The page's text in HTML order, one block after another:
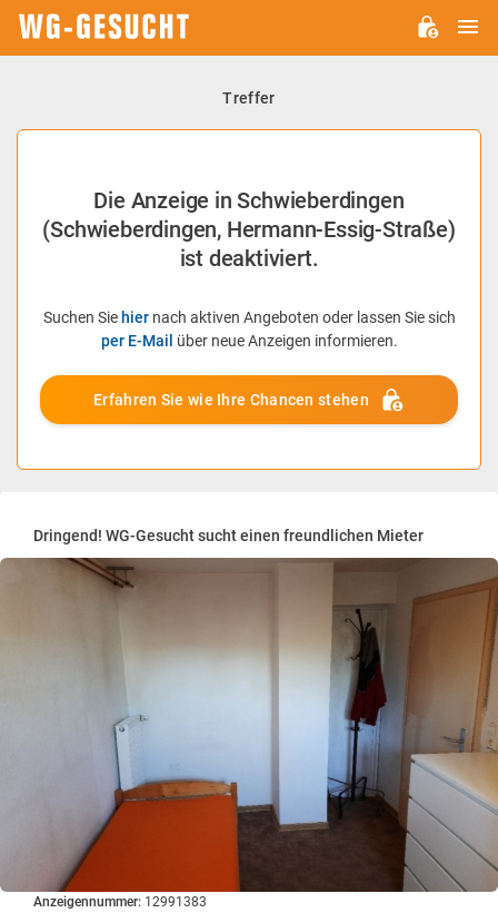
Treffer
Die Anzeige in Schwieberdingen
(Schwieberdingen, Hermann-Essig-Straße)
ist deaktiviert.
Suchen Sie hiernach aktiven Angeboten oder lassen Sie sich
per E-Mail über neue Anzeigen informieren.
Erfahren Sie wie Ihre Chancen stehen
Dringend! WG-Gesucht sucht einen freundlichen Mieter
Anzeigennummer: 12991383